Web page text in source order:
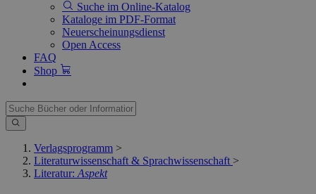
Suche im Online-Katalog
Kataloge im PDF-Format
Neuerscheinungsdienst
Open Access
FAQ
Shop
Verlagsprogramm >
Literaturwissenschaft & Sprachwissenschaft >
Literatur: Aspekt